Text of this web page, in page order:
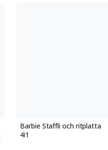
Barbie Staffli och ritplatta
4i1